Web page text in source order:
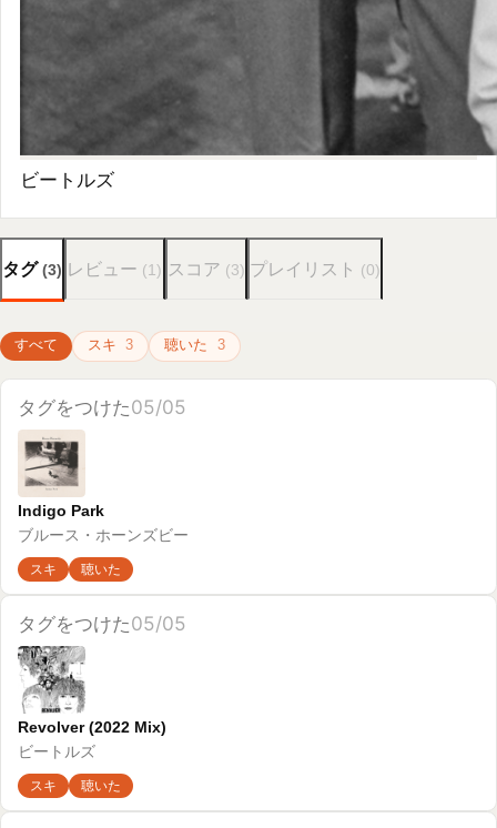
ビートルズ
すべて スキ
タグをつけた05/05
Indigo Park
ブルース・ホーンズビー
スキ 聴いた
タグをつけた
Revolver (2022 Mix)
スキ 聴いた
タグをつけた05/05
Ram (Archive Collection) [2012 Remaster]
Paul & Linda McCartney
スキ 聴いた